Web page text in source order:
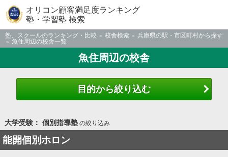
オリコン顧客満足度ランキング
塾・学習塾 検索
塾、スクールのランキング・比較 校舎検索
兵庫県の駅・市区町村から探す
魚住周辺の校舎一覧
魚住周辺の校舎
目的から絞り込む
大学受験： 個別指導塾の絞り込み
能開個別ホロン